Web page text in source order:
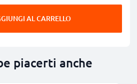
AL CARRELLO
piacerti anche